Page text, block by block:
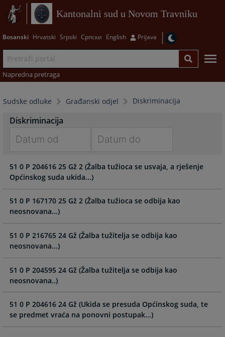
Kantonalni sud u Novom Travniku
Bosanski Hrvatski Srpski Српски English Prijava
Napredna pretraga
Sudske odluke Građanski odjel Diskriminacija
Diskriminacija
forward
to
interact
with
the
calendar
and
select
a
date.
Press
question
key
forward
to
interact
with
calendar
and
a
date.
question
mark
51 0 P 204616 25 Gž 2 (Žalba tužioca se usvaja, a rješenje
Općinskog suda ukida...)
51 0 P 167170 25 Gž 2 (Žalba tužioca se odbija kao
neosnovana...)
51 0 P 216765 24 Gž (Žalba tužitelja se odbija kao
neosnovana...)
51 0 P 204595 24 Gž (Žalba tužitelja se odbija kao
neosnovana..)
51 0 P 204616 24 Gž (Ukida se presuda Općinskog suda, te
se predmet vraća na ponovni postupak...)